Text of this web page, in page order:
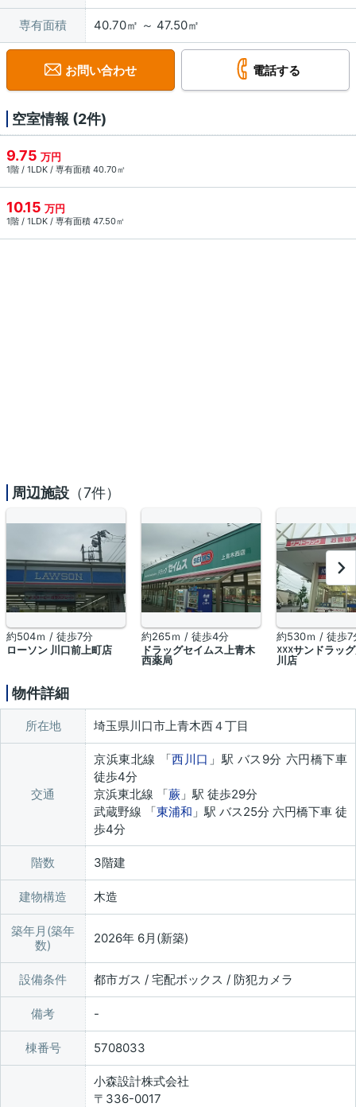
専有面積 40.70㎡ ～ 47.50㎡
お問い合わせ 電話する
空室情報 (2件)
9.75 万円
1階 / 1LDK / 専有面積 40.70㎡
10.15 万円
1階 / 1LDK / 専有面積 47.50㎡
周辺施設 （7件）
約504ｍ / 徒歩7分
ローソン 川口前上町店
約265ｍ / 徒歩4分
ドラッグセイムス上青木
西薬局
約530ｍ / 徒歩7
☓☓☓サンドラッ
川店
物件詳細
所在地 埼玉県川口市上青木西４丁目
交通
京浜東北線 「西川口 」駅 バス9分 六円橋下車
徒歩4分
京浜東北線 「蕨 」駅 徒歩29分
武蔵野線 「東浦和 」駅 バス25分 六円橋下車 徒
歩4分
階数 3階建
建物構造 木造
築年月(築年
数)
2026年 6月(新築)
設備条件 都市ガス / 宅配ボックス / 防犯カメラ
備考
棟番号 5708033
小森設計株式会社
〒336-0017